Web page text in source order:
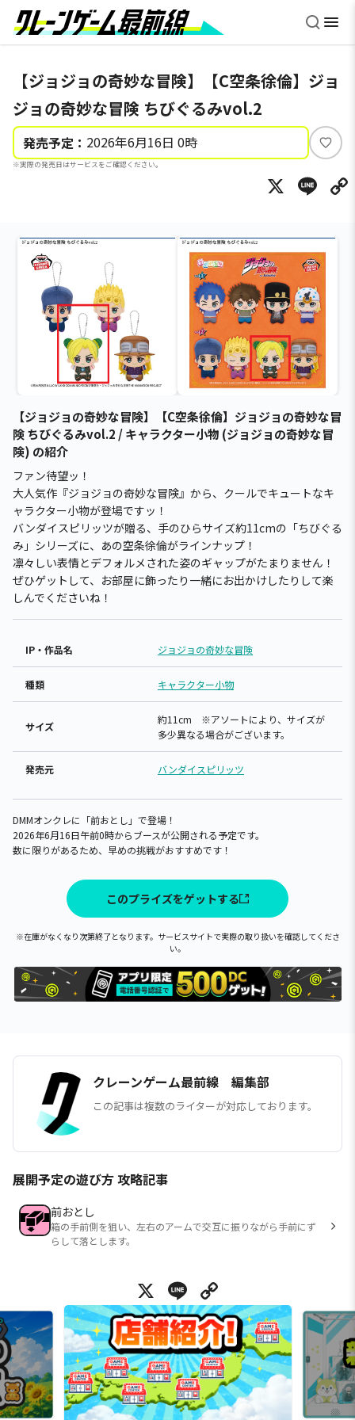
【ジョジョの奇妙な冒険】【C空条徐倫】ジョ
ジョの奇妙な冒険 ちびぐるみvol.2
発売予定： 2026年6月16日 0時
※実際の発売日はサービスをご確認ください。
い
ね
X
【ジョジョの奇妙な冒険】【C空条徐倫】ジョジョの奇妙な冒
険 ちびぐるみvol.2 / キャラクター小物 (ジョジョの奇妙な冒
険) の紹介
ファン待望ッ！
大人気作『ジョジョの奇妙な冒険』から、クールでキュートなキ
ャラクター小物が登場ですッ！
バンダイスピリッツが贈る、手のひらサイズ約11cmの「ちびぐる
み」シリーズに、あの空条徐倫がラインナップ！
凛々しい表情とデフォルメされた姿のギャップがたまりません！
ぜひゲットして、お部屋に飾ったり一緒にお出かけしたりして楽
しんでくださいね！
IP・作品名 ジョジョの奇妙な冒険
種類 キャラクター小物
サイズ
約11cm ※アソートにより、サイズが
多少異なる場合がございます。
発売元 バンダイスピリッツ
DMMオンクレに「前おとし」で登場！
2026年6月16日午前0時からブースが公開される予定です。
数に限りがあるため、早めの挑戦がおすすめです！
このプライズをゲットする
※在庫がなくなり次第終了となります。サービスサイトで実際の取り扱いを確認してくださ
い。
クレーンゲーム最前線 編集部
この記事は複数のライターが対応しております。
展開予定の遊び方 攻略記事
前おとし
箱の手前側を狙い、左右のアームで交互に振りながら手前にず
らして落とします。
X Line